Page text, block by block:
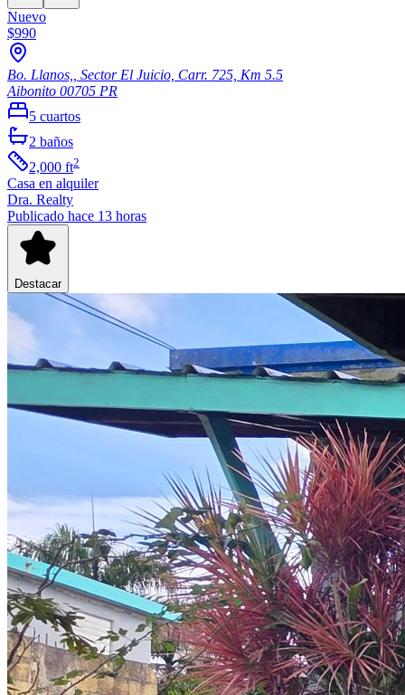
Nuevo
$990
Bo. Llanos,, Sector El Juicio, Carr. 725, Km 5.5
Aibonito 00705 PR
5 cuartos
2 baños
2,000 ft2
Casa en alquiler
Dra. Realty
Publicado hace 13 horas
Destacar